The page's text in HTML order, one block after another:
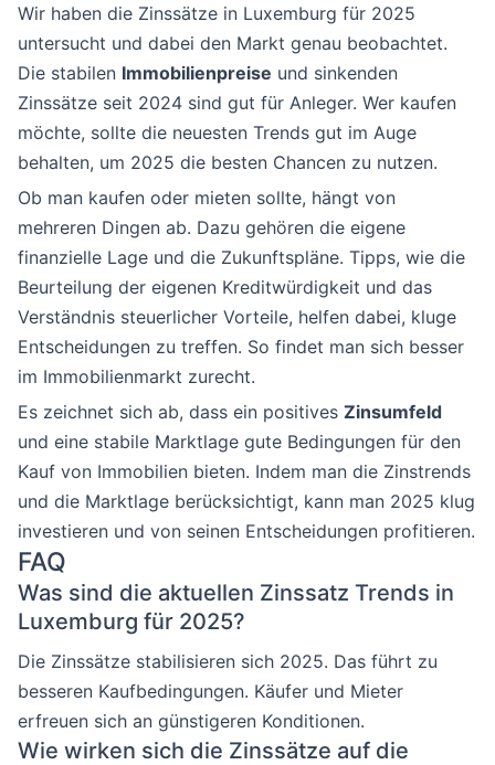
Wir haben die Zinssätze in Luxemburg für 2025
untersucht und dabei den Markt genau beobachtet.
Die stabilen Immobilienpreise und sinkenden
Zinssätze seit 2024 sind gut für Anleger. Wer kaufen
möchte, sollte die neuesten Trends gut im Auge
behalten, um 2025 die besten Chancen zu nutzen.
Ob man kaufen oder mieten sollte, hängt von
mehreren Dingen ab. Dazu gehören die eigene
finanzielle Lage und die Zukunftspläne. Tipps, wie die
Beurteilung der eigenen Kreditwürdigkeit und das
Verständnis steuerlicher Vorteile, helfen dabei, kluge
Entscheidungen zu treffen. So findet man sich besser
im Immobilienmarkt zurecht.
Es zeichnet sich ab, dass ein positives Zinsumfeld
und eine stabile Marktlage gute Bedingungen für den
Kauf von Immobilien bieten. Indem man die Zinstrends
und die Marktlage berücksichtigt, kann man 2025 klug
investieren und von seinen Entscheidungen profitieren.
FAQ
Was sind die aktuellen Zinssatz Trends in
Luxemburg für 2025?
Die Zinssätze stabilisieren sich 2025. Das führt zu
besseren Kaufbedingungen. Käufer und Mieter
erfreuen sich an günstigeren Konditionen.
Wie wirken sich die Zinssätze auf die